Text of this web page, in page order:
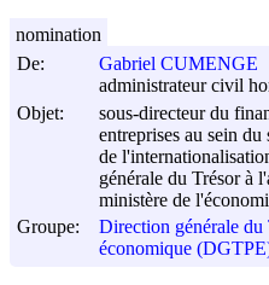
De:
Gabriel CUMENGE
administrateur civil
Objet:
sous-directeur du
entreprises au sein
de
générale du Trésor à
ministère de
Groupe:
Direction générale
économique
nomination